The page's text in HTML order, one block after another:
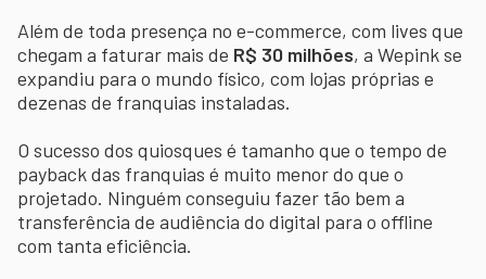
Além de toda presença no e-commerce, com lives que
chegam a faturar mais de R$ 30 milhões, a Wepink se
expandiu para o mundo físico, com lojas próprias e
dezenas de franquias instaladas.
O sucesso dos quiosques é tamanho que o tempo de
payback das franquias é muito menor do que o
projetado. Ninguém conseguiu fazer tão bem a
transferência de audiência do digital para o offline
com tanta eficiência.